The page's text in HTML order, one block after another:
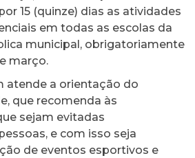
15 (quinze) dias as atividades
em todas as escolas da
municipal, obrigatoriamente
março.
atende a orientação do
que recomenda às
sejam evitadas
e com isso seja
de eventos esportivos e